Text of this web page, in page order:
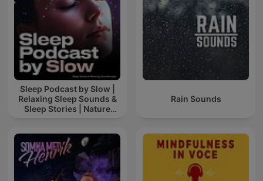
Sleep Podcast by Slow |
Relaxing Sleep Sounds &
Sleep Stories | Nature
Rain Sounds